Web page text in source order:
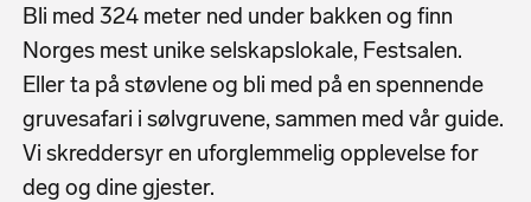
Bli med 324 meter ned under bakken og finn
Norges mest unike selskapslokale, Festsalen.
Eller ta på støvlene og bli med på en spennende
gruvesafari i sølvgruvene, sammen med vår guide.
Vi skreddersyr en uforglemmelig opplevelse for
deg og dine gjester.